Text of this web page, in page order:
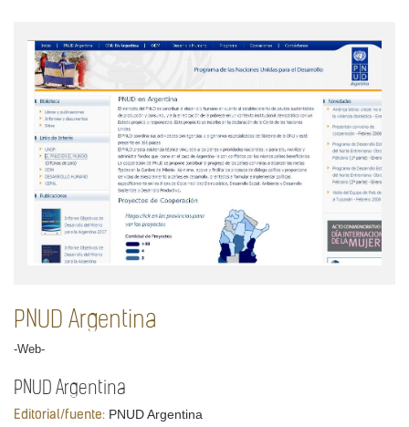
PNUD Argentina
-Web-
PNUD Argentina
Editorial/fuente: PNUD Argentina